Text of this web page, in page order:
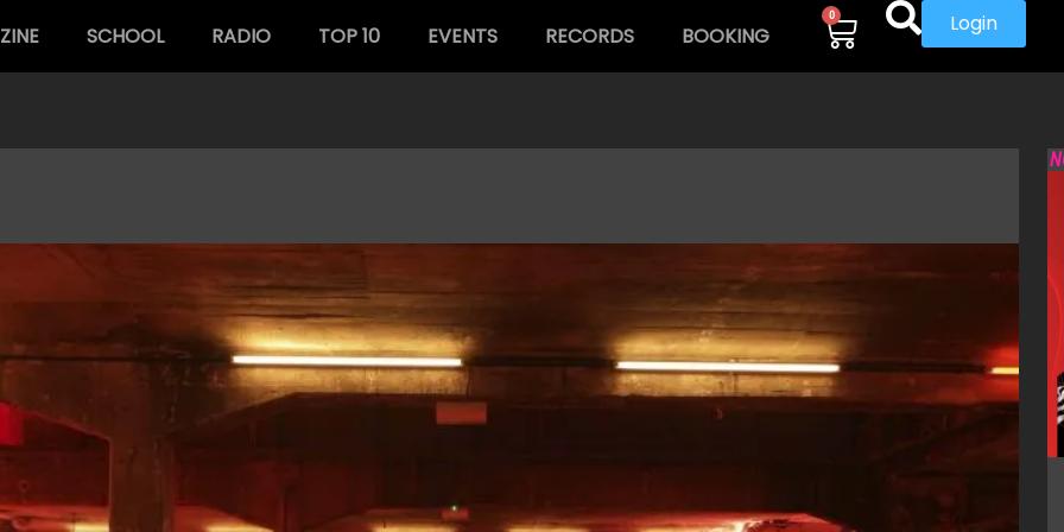
SCHOOL RADIO TOP 10 EVENTS RECORDS BOOKING
0 Login